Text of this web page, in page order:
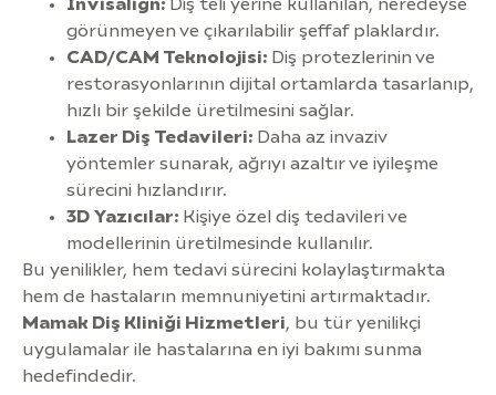
Invisalign: Diş teli yerine kullanılan, neredeyse
görünmeyen ve çıkarılabilir şeffaf plaklardır.
CAD/CAM Teknolojisi: Diş protezlerinin ve
restorasyonlarının dijital ortamlarda tasarlanıp,
hızlı bir şekilde üretilmesini sağlar.
Lazer Diş Tedavileri: Daha az invaziv
yöntemler sunarak, ağrıyı azaltır ve iyileşme
sürecini hızlandırır.
3D Yazıcılar: Kişiye özel diş tedavileri ve
modellerinin üretilmesinde kullanılır.
Bu yenilikler, hem tedavi sürecini kolaylaştırmakta
hem de hastaların memnuniyetini artırmaktadır.
Mamak Diş Kliniği Hizmetleri, bu tür yenilikçi
uygulamalar ile hastalarına en iyi bakımı sunma
hedefindedir.